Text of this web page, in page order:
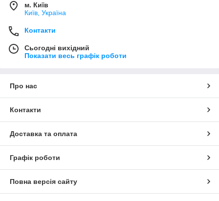
м. Київ
Київ, Україна
Контакти
Сьогодні вихідний
Показати весь графік роботи
Про нас
Контакти
Доставка та оплата
Графік роботи
Повна версія сайту